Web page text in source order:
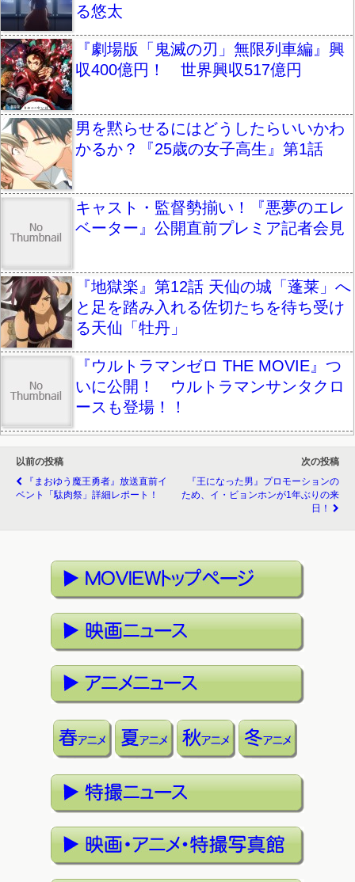
る悠太
『劇場版「鬼滅の刃」無限列車編』興
収400億円！ 世界興収517億円
男を黙らせるにはどうしたらいいかわ
かるか？『25歳の女子高生』第1話
キャスト・監督勢揃い！『悪夢のエレ
ベーター』公開直前プレミア記者会見
『地獄楽』第12話 天仙の城「蓬莱」へ
と足を踏み入れる佐切たちを待ち受け
る天仙「牡丹」
『ウルトラマンゼロ THE MOVIE』つ
いに公開！ ウルトラマンサンタクロ
ースも登場！！
以前の投稿
『まおゆう魔王勇者』放送直前イ
ベント「駄肉祭」詳細レポート！
次の投稿
『王になった男』プロモーションの
ため、イ・ビョンホンが1年ぶりの来
日！